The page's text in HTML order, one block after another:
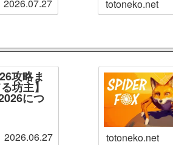
2026.07.27 totoneko.net
攻略ま
坊主】
につ
2026.06.27 totoneko.net